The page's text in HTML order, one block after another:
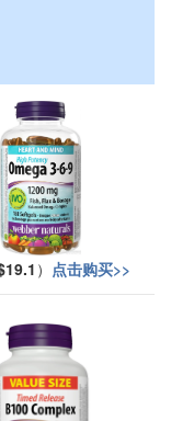
） 点击购买>>